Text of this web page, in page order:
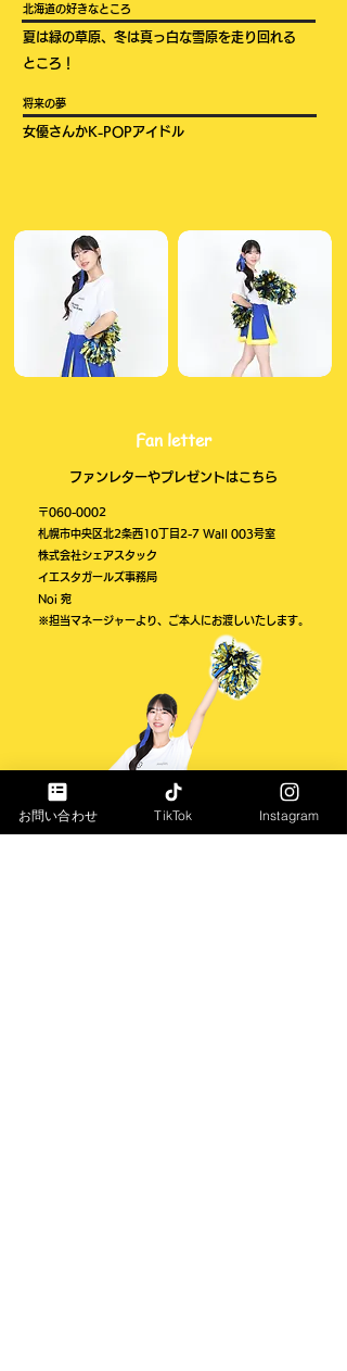
​北海道の好きなところ
夏は緑の草原、冬は真っ白な雪原を走り回れる
ところ！
​将来の夢​
女優さんかK-POPアイドル
​Fan letter
​ファンレターやプレゼントはこちら
​〒060-0002
札幌市中央区北2条西10丁目2-7 Wall 003号室
株式会社シェアスタック
​イエスタガールズ事務局
​Noi 宛
​※担当マネージャーより、ご本人にお渡しいたします。
お問い合わせ TikTok Instagram